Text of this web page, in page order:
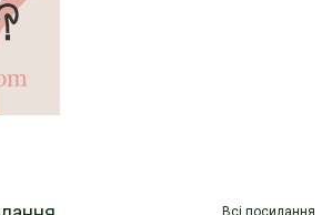
Всі посилання